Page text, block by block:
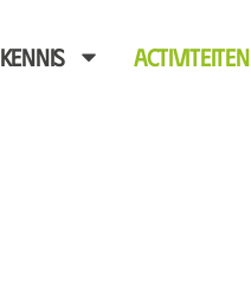
Kennis Activiteiten